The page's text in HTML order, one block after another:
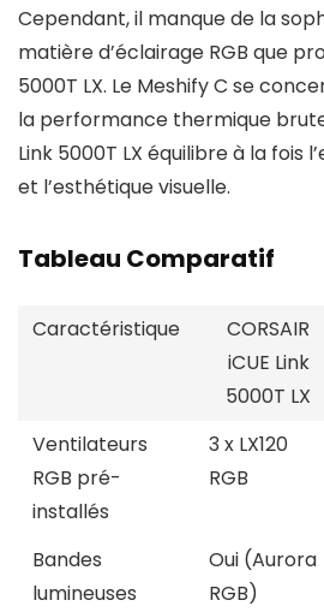
Cependant, il manque de la
matière d’éclairage RGB que
5000T LX. Le Meshify C se
la performance thermique
Link 5000T LX équilibre à la fois
et l’esthétique visuelle.
Tableau Comparatif
Caractéristique
CORSAIR
iCUE Link
5000T LX
Ventilateurs
RGB pré-
installés
3 x LX120
RGB
Bandes
lumineuses
Oui (Aurora
RGB)